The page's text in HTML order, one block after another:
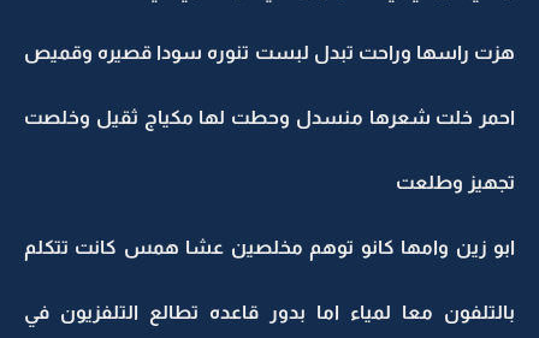
هزت راسها وراحت تبدل لبست تنوره سودا قصيره وقميص
احمر خلت شعرها منسدل وحطت لها مكياج ثقيل وخلصت
تجهيز وطلعت
ابو زين وامها كانو توهم مخلصين عشا همس كانت تتكلم
بالتلفون معا لمياء اما بدور قاعده تطالع التلفزيون في